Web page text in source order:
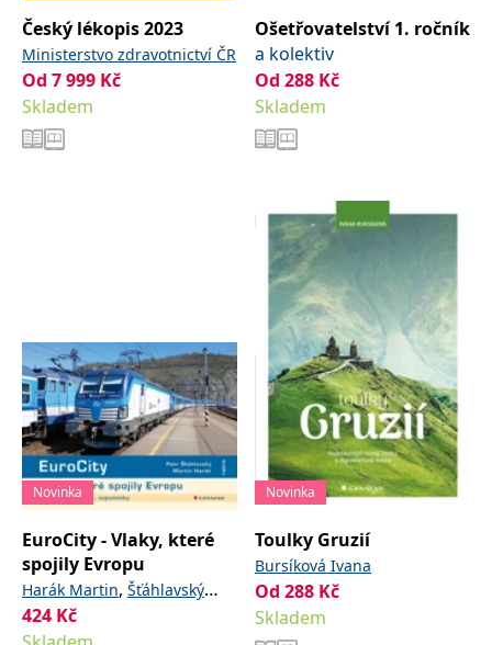
Český lékopis 2023
Ministerstvo zdravotnictví ČR
Od 7 999 Kč
Skladem
Ošetřovatelství 1. ročník
a kolektiv
Od 288 Kč
Skladem
Novinka
EuroCity - Vlaky, které
spojily Evropu
Harák Martin, Šťáhlavský
Petr
424 Kč
Novinka
Toulky Gruzií
Bursíková Ivana
Od 288 Kč
Skladem